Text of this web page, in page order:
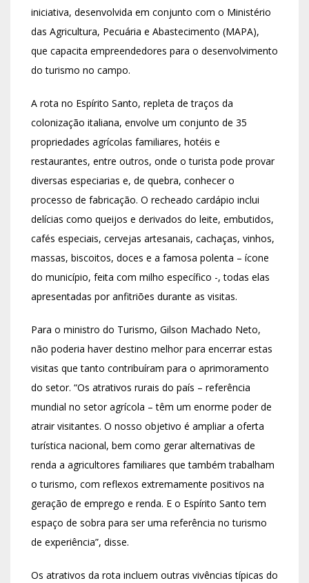
iniciativa, desenvolvida em conjunto com o Ministério
das Agricultura, Pecuária e Abastecimento (MAPA),
que capacita empreendedores para o desenvolvimento
do turismo no campo.
A rota no Espírito Santo, repleta de traços da
colonização italiana, envolve um conjunto de 35
propriedades agrícolas familiares, hotéis e
restaurantes, entre outros, onde o turista pode provar
diversas especiarias e, de quebra, conhecer o
processo de fabricação. O recheado cardápio inclui
delícias como queijos e derivados do leite, embutidos,
cafés especiais, cervejas artesanais, cachaças, vinhos,
massas, biscoitos, doces e a famosa polenta – ícone
do município, feita com milho específico -, todas elas
apresentadas por anfitriões durante as visitas.
Para o ministro do Turismo, Gilson Machado Neto,
não poderia haver destino melhor para encerrar estas
visitas que tanto contribuíram para o aprimoramento
do setor. “Os atrativos rurais do país – referência
mundial no setor agrícola – têm um enorme poder de
atrair visitantes. O nosso objetivo é ampliar a oferta
turística nacional, bem como gerar alternativas de
renda a agricultores familiares que também trabalham
o turismo, com reflexos extremamente positivos na
geração de emprego e renda. E o Espírito Santo tem
espaço de sobra para ser uma referência no turismo
de experiência”, disse.
Os atrativos da rota incluem outras vivências típicas do